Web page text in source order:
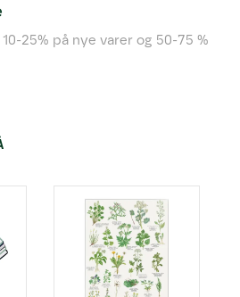
25% på nye varer og 50-75 %